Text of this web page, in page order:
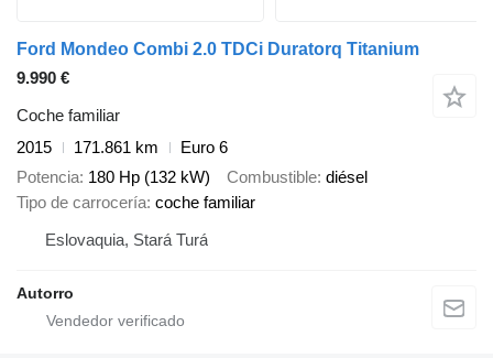
Ford Mondeo Combi 2.0 TDCi Duratorq Titanium
9.990 €
Coche familiar
2015
171.861 km
Euro 6
Potencia 180 Hp (132 kW) Combustible diésel
Tipo de carrocería coche familiar
Eslovaquia, Stará Turá
Autorro